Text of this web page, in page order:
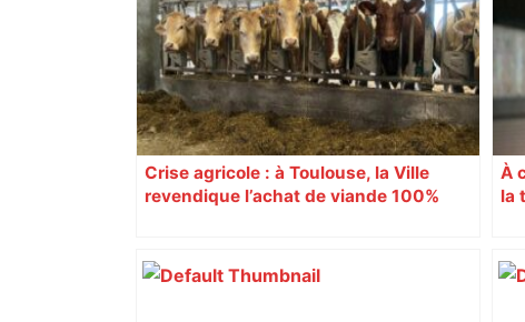
Crise agricole : à Toulouse, la Ville
revendique l’achat de viande 100%
À
la